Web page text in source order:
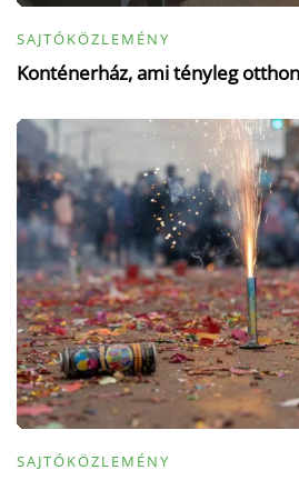
SAJTÓKÖZLEMÉNY
Konténerház, ami tényleg otthon
SAJTÓKÖZLEMÉNY